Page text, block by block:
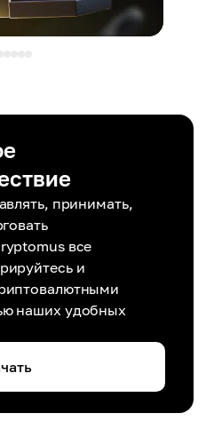
принимать,
все
и
наших удобных